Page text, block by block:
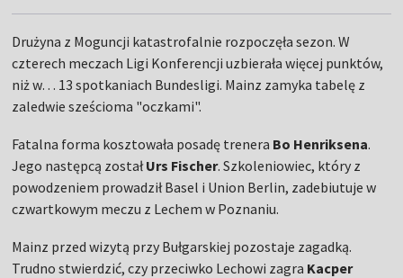
Drużyna z Moguncji katastrofalnie rozpoczęła sezon. W
czterech meczach Ligi Konferencji uzbierała więcej punktów,
niż w… 13 spotkaniach Bundesligi. Mainz zamyka tabelę z
zaledwie sześcioma "oczkami".
Fatalna forma kosztowała posadę trenera Bo Henriksena.
Jego następcą zostałUrs Fischer. Szkoleniowiec, który z
powodzeniem prowadził Basel i Union Berlin, zadebiutuje w
czwartkowym meczu z Lechem w Poznaniu.
Mainz przed wizytą przy Bułgarskiej pozostaje zagadką.
Trudno stwierdzić, czy przeciwko Lechowi zagra Kacper